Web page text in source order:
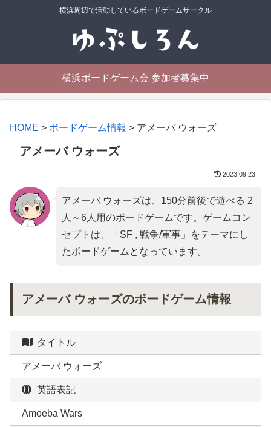
横浜周辺で活動しているボードゲームサークル
横浜ボードゲーム会 参加者募集中
HOME > ボードゲーム情報 > アメーバ ウォーズ
アメーバ ウォーズ
2023.09.23
アメーバ ウォーズは、150分前後で遊べる 2
人～6人用のボードゲームです。ゲームコン
セプトは、「 SF , 戦争/軍事」をテーマにし
たボードゲームとなっています。
アメーバ ウォーズのボードゲーム情報
タイトル
アメーバ ウォーズ
英語表記
Amoeba Wars